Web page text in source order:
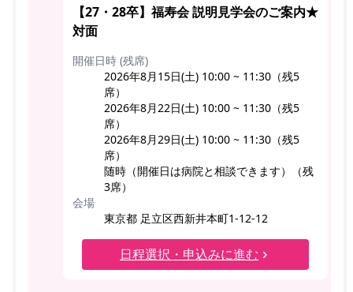
【27・28卒】福寿会 説明見学会のご案内★
対面
開催日時 (残席)
2026年8月15日(土) 10:00 ~ 11:30（残5
席）
2026年8月22日(土) 10:00 ~ 11:30（残5
席）
2026年8月29日(土) 10:00 ~ 11:30（残5
席）
随時（開催日は病院と相談できます）（残
3席）
会場
東京都 足立区西新井本町1-12-12
日程選択・申込みに進む